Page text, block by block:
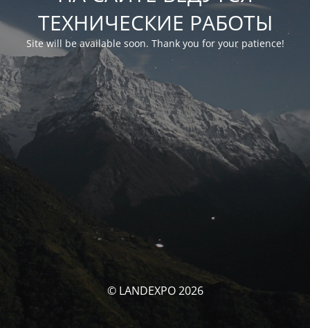
ТЕХНИЧЕСКИЕ РАБОТЫ
Site will be available soon. Thank you for your patience!
© LANDEXPO 2026